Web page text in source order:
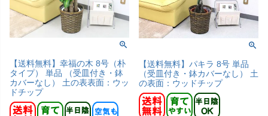
【送料無料】幸福の木 8号（朴
タイプ） 単品 （受皿付き・鉢
カバーなし） 土の表表面：ウッ
ドチップ
【送料無料】パキラ 8号 単品
（受皿付き・鉢カバーなし） 土
の表面：ウッドチップ